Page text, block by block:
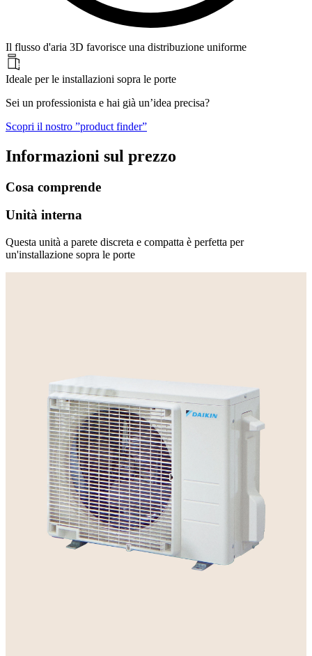
Il flusso d'aria 3D favorisce una distribuzione uniforme
Ideale per le installazioni sopra le porte
Sei un professionista e hai già un’idea precisa?
Scopri il nostro ”product finder”
Informazioni sul prezzo
Cosa comprende
Unità interna
Questa unità a parete discreta e compatta è perfetta per
un'installazione sopra le porte